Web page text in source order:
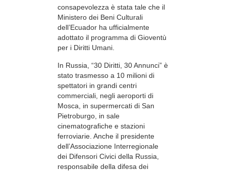
consapevolezza è stata tale che il
Ministero dei Beni Culturali
dell’Ecuador ha ufficialmente
adottato il programma di Gioventù
per i Diritti Umani.
In Russia, “30 Diritti, 30 Annunci” è
stato trasmesso a 10 milioni di
spettatori in grandi centri
commerciali, negli aeroporti di
Mosca, in supermercati di San
Pietroburgo, in sale
cinematografiche e stazioni
ferroviarie. Anche il presidente
dell’Associazione Interregionale
dei Difensori Civici della Russia,
responsabile della difesa dei